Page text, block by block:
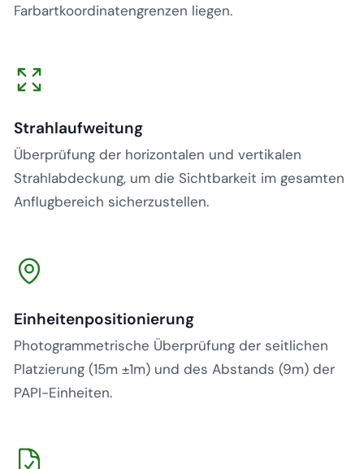
Farbartkoordinatengrenzen liegen.
Strahlaufweitung
Überprüfung der horizontalen und vertikalen
Strahlabdeckung, um die Sichtbarkeit im gesamten
Anflugbereich sicherzustellen.
Einheitenpositionierung
Photogrammetrische Überprüfung der seitlichen
Platzierung (15m ±1m) und des Abstands (9m) der
PAPI-Einheiten.